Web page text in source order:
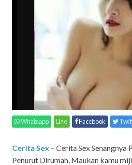
Whatsapp Line Facebook
Cerita Sex – Cerita Sex Senangnya
Penurut Dirumah, Maukan kamu